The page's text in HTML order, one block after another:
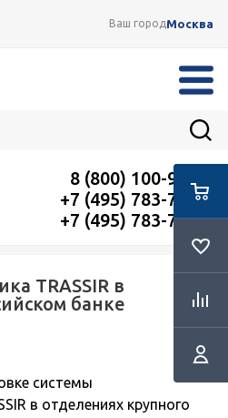
Ваш городМосква
8 (800) 100-91-12
+7 (495) 783-72-87
+7 (495) 783-72-87
TRASSIR в
банке
RSS
системы
в отделениях крупного